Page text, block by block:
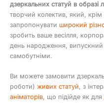
дзеркальних статуй в образі
творчий колектив, який,
запропонувати широкий
зробить ваше весілля,
день народження, випускний
самобутніми.
Ви можете замовити
роботи) живих статуй, з
аніматорів, що підійде як для